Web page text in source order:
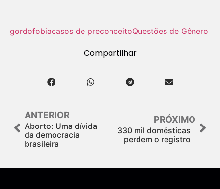
gordofobiacasos de preconceitoQuestões de Gênero
Compartilhar
ANTERIOR
Aborto: Uma dívida
da democracia
brasileira
PRÓXIMO
330 mil domésticas
perdem o registro